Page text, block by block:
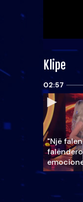
Klipe
02:57
"Një